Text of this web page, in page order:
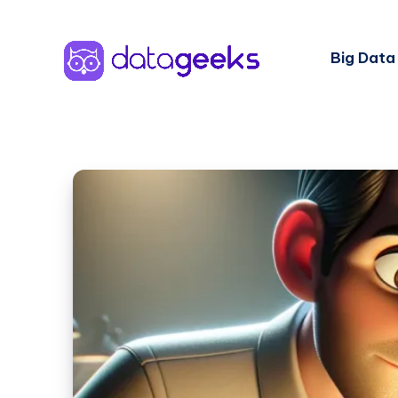
Big Data